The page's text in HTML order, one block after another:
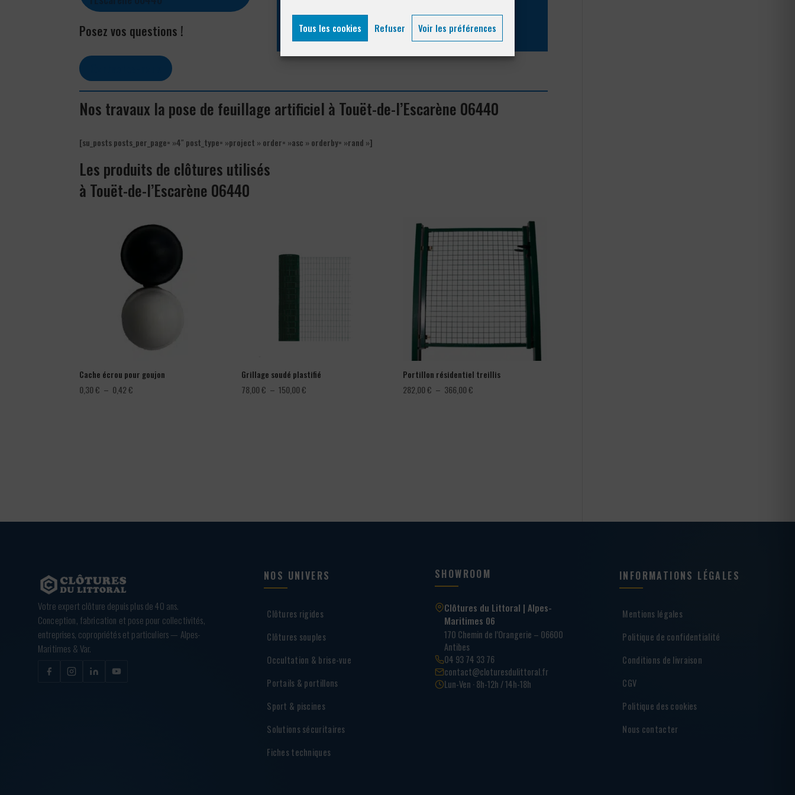
Tous les cookies Refuser Voir les préférences
Posez vos questions !
04 93 74 33 76
Nos travaux la pose de feuillage artificiel à Touët-de-l’Escarène 06440
[su_posts posts_per_page= »4″ post_type= »project » order= »asc » orderby= »rand »]
Les produits de clôtures utilisés
à Touët-de-l’Escarène 06440
Cache écrou pour goujon
0,30€ – 0,42€
Grillage soudé plastifié
78,00€ – 150,00€Plage
Portillon résidentiel treillis
282,00€ – 366,00€
Votre expert clôture depuis plus de 40 ans.
Conception, fabrication et pose pour collectivités,
entreprises, copropriétés et particuliers — Alpes-
Maritimes & Var.
NOS UNIVERS
Clôtures rigides
Clôtures souples
Occultation & brise-vue
Portails & portillons
Sport & piscines
Solutions sécuritaires
Fiches techniques
SHOWROOM
Clôtures du Littoral | Alpes-
Maritimes 06
170 Chemin de l’Orangerie – 06600
Antibes
04 93 74 33 76
contact@cloturesdulittoral.fr
Lun-Ven · 8h-12h / 14h-18h
INFORMATIONS LÉGALES
Mentions légales
Politique de confidentialité
Conditions de livraison
CGV
Politique des cookies
Nous contacter